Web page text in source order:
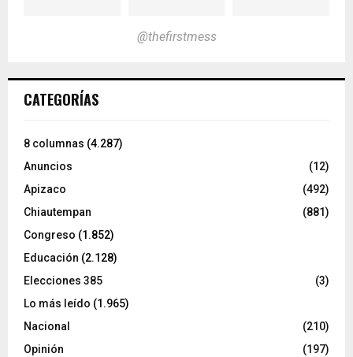
@thefirstmess
CATEGORÍAS
8 columnas (4.287)
Anuncios
(12)
Apizaco
(492)
Chiautempan
(881)
Congreso (1.852)
Educación (2.128)
Elecciones 385
(3)
Lo más leído (1.965)
Nacional
(210)
Opinión
(197)